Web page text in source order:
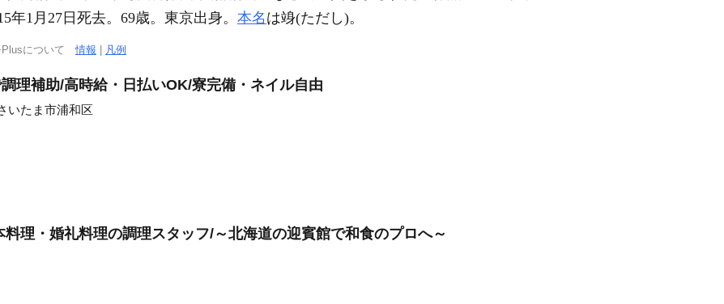
1月27日死去。69歳。東京出身。 本名 は竧(ただし)。
について情報 | 凡例
理補助/高時給・日払いOK/寮完備・ネイル自由
いたま市浦和区
理・婚礼料理の調理スタッフ/～北海道の迎賓館で和食のプロへ～